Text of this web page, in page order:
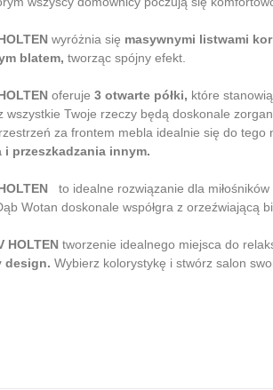
wyróżnia się masywnymi listwami
blatem, tworząc spójny efekt.
oferuje 3 otwarte półki, które
wszystkie Twoje rzeczy będą doskonale
za frontem mebla idealnie się do tego
i przeszkadzania innym.
to idealne rozwiązanie dla
Wotan doskonale współgra z orzeźwiającą
HOLTEN tworzenie idealnego miejsca do
design. Wybierz kolorystykę i stwórz salon